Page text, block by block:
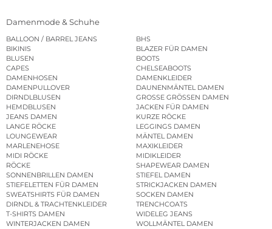
Damenmode & Schuhe
BALLOON / BARREL JEANS
BHS
BIKINIS
BLAZER FÜR DAMEN
BLUSEN
BOOTS
CAPES
CHELSEABOOTS
DAMENHOSEN
DAMENKLEIDER
DAMENPULLOVER
DAUNENMÄNTEL DAMEN
DIRNDLBLUSEN
GROSSE GRÖSSEN DAMEN
HEMDBLUSEN
JACKEN FÜR DAMEN
JEANS DAMEN
KURZE RÖCKE
LANGE RÖCKE
LEGGINGS DAMEN
LOUNGEWEAR
MÄNTEL DAMEN
MARLENEHOSE
MAXIKLEIDER
MIDI RÖCKE
MIDIKLEIDER
RÖCKE
SHAPEWEAR DAMEN
SONNENBRILLEN DAMEN
STIEFEL DAMEN
STIEFELETTEN FÜR DAMEN
STRICKJACKEN DAMEN
SWEATSHIRTS FÜR DAMEN
SOCKEN DAMEN
DIRNDL & TRACHTENKLEIDER
TRENCHCOATS
T-SHIRTS DAMEN
WIDELEG JEANS
WINTERJACKEN DAMEN
WOLLMÄNTEL DAMEN